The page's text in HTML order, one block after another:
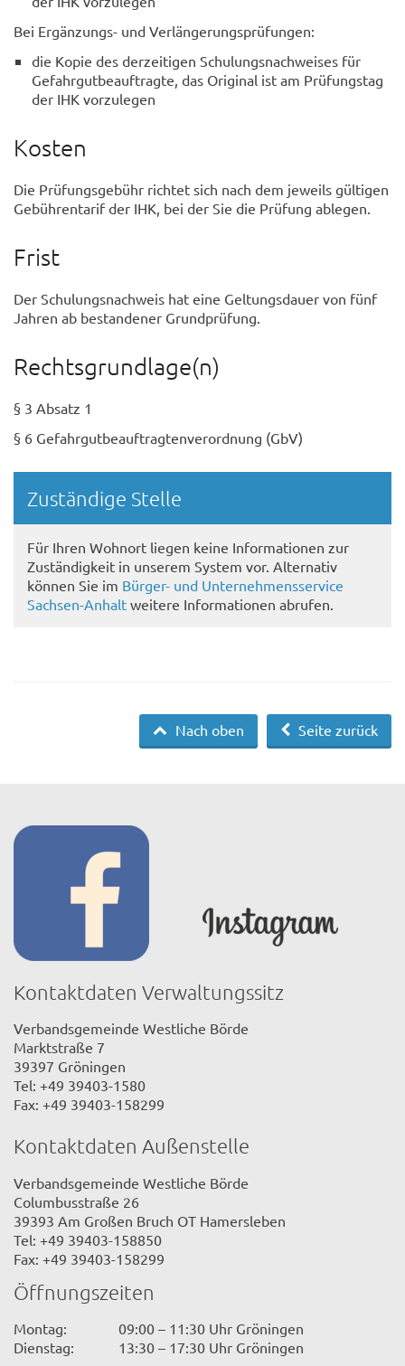
Bei Ergänzungs- und Verlängerungsprüfungen:
die Kopie des derzeitigen Schulungsnachweises für
Gefahrgutbeauftragte, das Original ist am Prüfungstag
der IHK vorzulegen
Kosten
Die Prüfungsgebühr richtet sich nach dem jeweils gültigen
Gebührentarif der IHK, bei der Sie die Prüfung ablegen.
Frist
Der Schulungsnachweis hat eine Geltungsdauer von fünf
Jahren ab bestandener Grundprüfung.
Rechtsgrundlage(n)
§ 3 Absatz 1
§ 6 Gefahrgutbeauftragtenverordnung (GbV)
Randspalte
Zuständige Stelle
Für Ihren Wohnort liegen keine Informationen zur
Zuständigkeit in unserem System vor. Alternativ
können Sie im Bürger- und Unternehmensservice
Sachsen-Anhalt weitere Informationen abrufen.
Seite zurück
Nach oben
Kontaktdaten Verwaltungssitz
Verbandsgemeinde Westliche Börde
Marktstraße 7
39397 Gröningen
Tel: +49 39403-1580
Fax: +49 39403-158299
Kontaktdaten Außenstelle
Verbandsgemeinde Westliche Börde
Columbusstraße 26
39393 Am Großen Bruch OT Hamersleben
Tel: +49 39403-158850
Fax: +49 39403-158299
Öffnungszeiten
Montag:
09:00 – 11:30 Uhr Gröningen
Dienstag:
13:30 – 17:30 Uhr Gröningen